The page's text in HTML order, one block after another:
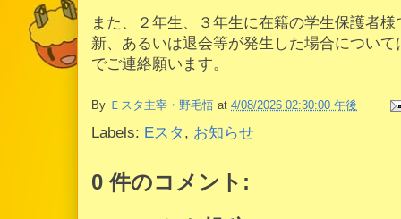
また、２年生、３年生に在籍の学生保護者
新、あるいは退会等が発生した場合につい
でご連絡願います。
By Ｅスタ主宰・野毛悟 at 4/08/2026 02:30:00 午後
Labels: Eスタ , お知らせ
0 件のコメント: